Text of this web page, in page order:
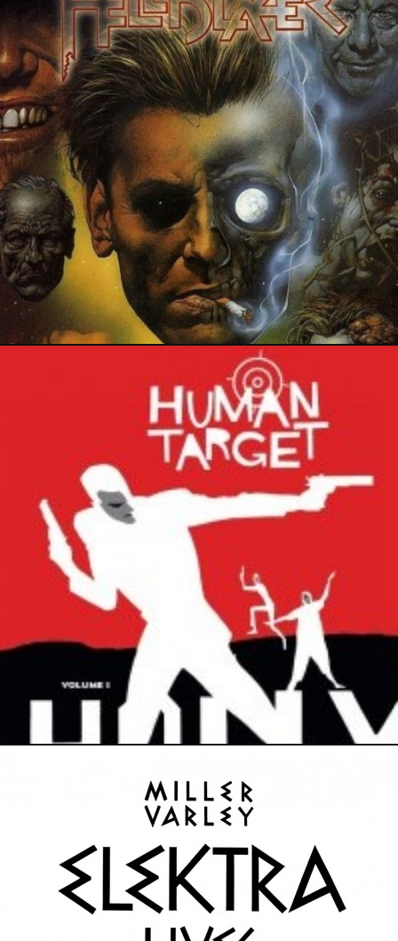
6 novembre 2014
16 octobre 2014
13 février 2014